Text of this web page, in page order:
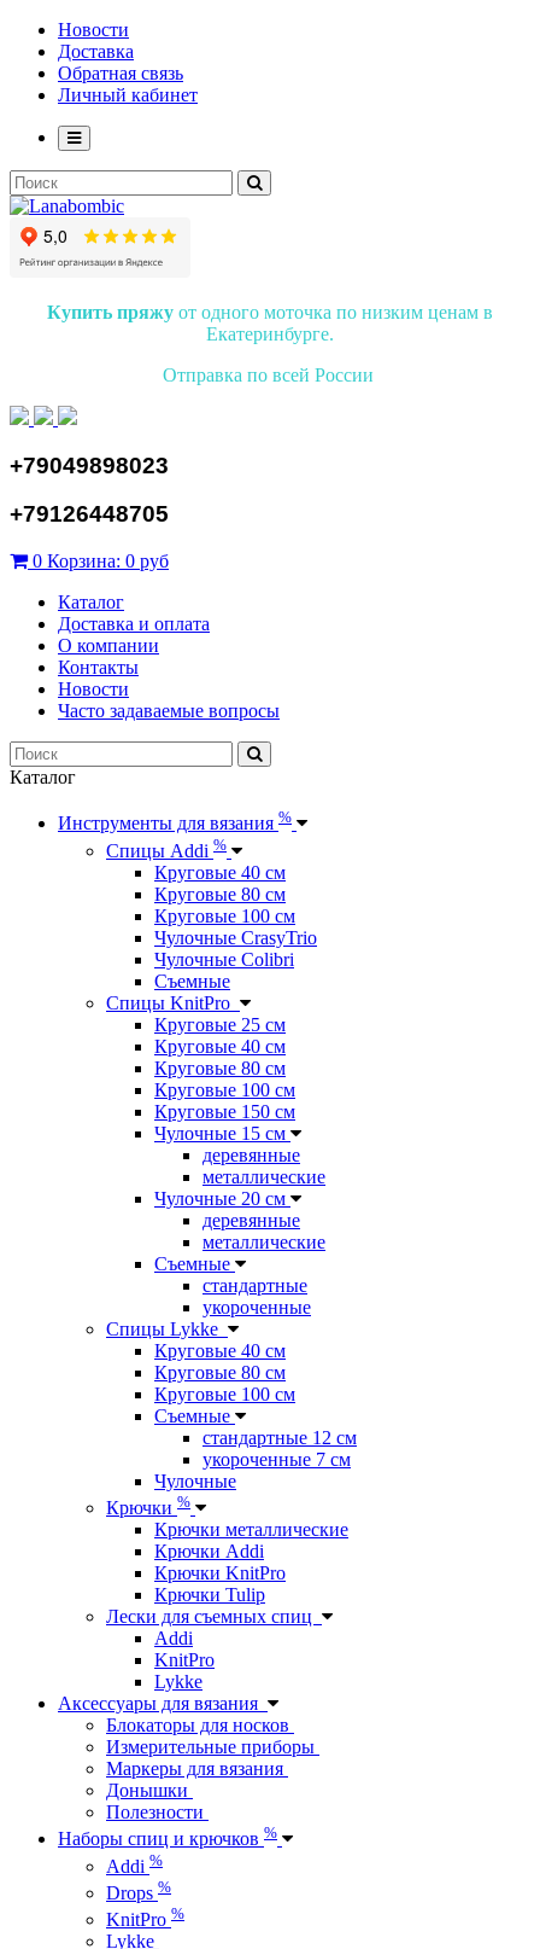
Новости
Доставка
Обратная связь
Личный кабинет
Купить пряжу от одного моточка по низким ценам в
Екатеринбурге.
Отправка по всей России
+79049898023
+79126448705
0 Корзина: 0 руб
Каталог
Доставка и оплата
О компании
Контакты
Новости
Часто задаваемые вопросы
Каталог
Инструменты для вязания %
Спицы Addi %
Круговые 40 см
Круговые 80 см
Круговые 100 см
Чулочные CrasyTrio
Чулочные Colibri
Съемные
Спицы KnitPro
Круговые 25 см
Круговые 40 см
Круговые 80 см
Круговые 100 см
Круговые 150 см
Чулочные 15 см
деревянные
металлические
Чулочные 20 см
деревянные
металлические
Съемные
стандартные
укороченные
Спицы Lykke
Круговые 40 см
Круговые 80 см
Круговые 100 см
Съемные
стандартные 12 см
укороченные 7 см
Чулочные
Крючки %
Крючки металлические
Крючки Addi
Крючки KnitPro
Крючки Tulip
Лески для съемных спиц
Addi
KnitPro
Lykke
Аксессуары для вязания
Блокаторы для носков
Измерительные приборы
Маркеры для вязания
Донышки
Полезности
Наборы спиц и крючков %
Addi %
Drops %
KnitPro %
Lykke